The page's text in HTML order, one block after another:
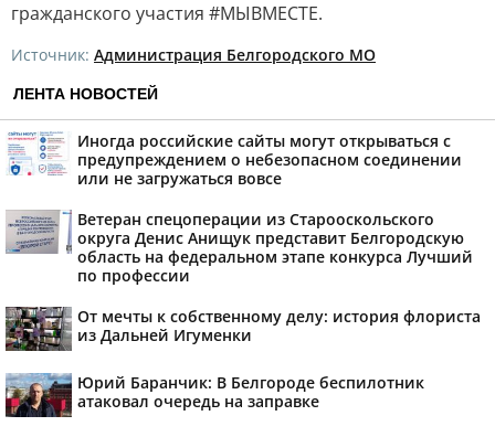
гражданского участия #МЫВМЕСТЕ.
Источник: Администрация Белгородского МО
ЛЕНТА НОВОСТЕЙ
Иногда российские сайты могут открываться с
предупреждением о небезопасном соединении
или не загружаться вовсе
Ветеран спецоперации из Старооскольского
округа Денис Анищук представит Белгородскую
область на федеральном этапе конкурса Лучший
по профессии
От мечты к собственному делу: история флориста
из Дальней Игуменки
Юрий Баранчик: В Белгороде беспилотник
атаковал очередь на заправке